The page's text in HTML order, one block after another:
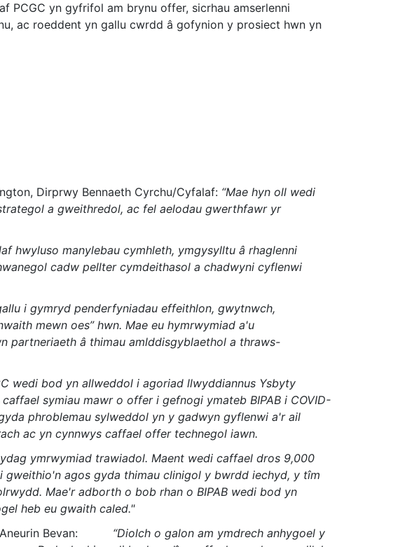
PCGC yn gyfrifol am brynu offer, sicrhau amserlenni
ac roeddent yn gallu cwrdd â gofynion y prosiect hwn yn
Dirprwy Bennaeth Cyrchu/Cyfalaf: “Mae hyn oll wedi
a gweithredol, ac fel aelodau gwerthfawr yr
hwyluso manylebau cymhleth, ymgysylltu â rhaglenni
cadw pellter cymdeithasol a chadwyni cyflenwi
i gymryd penderfyniadau effeithlon, gwytnwch,
mewn oes” hwn. Mae eu hymrwymiad a'u
â thimau amlddisgyblaethol a thraws-
wedi bod yn allweddol i agoriad llwyddiannus Ysbyty
symiau mawr o offer i gefnogi ymateb BIPAB i COVID-
phroblemau sylweddol yn y gadwyn gyflenwi a'r ail
ac yn cynnwys caffael offer technegol iawn.
ymrwymiad trawiadol. Maent wedi caffael dros 9,000
agos gyda thimau clinigol y bwrdd iechyd, y tîm
Mae'r adborth o bob rhan o BIPAB wedi bod yn
heb eu gwaith caled."
Aneurin Bevan: “Diolch o galon am ymdrech anhygoel y